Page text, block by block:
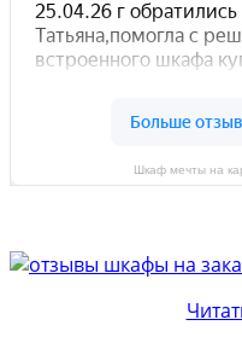
Шкаф мечты на